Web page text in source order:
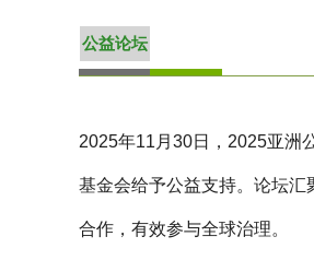
公益论坛
2025年11月30日，2025亚洲
基金会给予公益支持。论坛汇
合作，有效参与全球治理。